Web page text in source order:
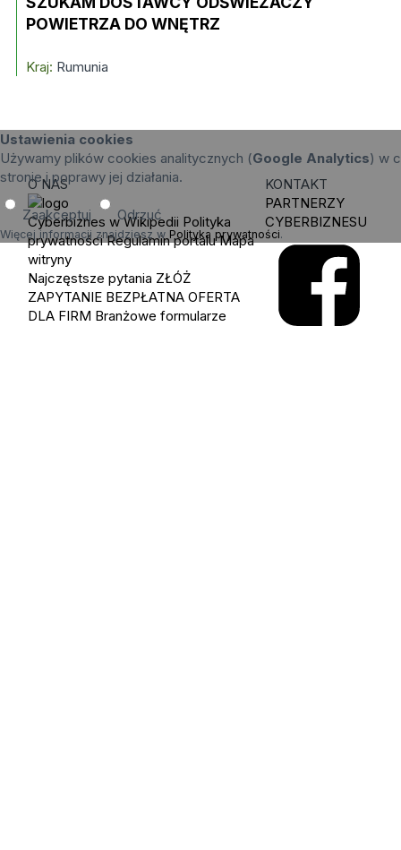
POWIETRZA DO WNĘTRZ
Kraj: Rumunia
Ustawienia cookies
Używamy plików cookies analitycznych (Google Analytics) w
stronie i poprawy jej działania.
Zaakceptuj Odrzuć
Więcej informacji znajdziesz w Polityka prywatności.
O NAS
Cyberbiznes w Wikipedii Polityka
prywatności Regulamin portalu Mapa
witryny
Najczęstsze pytania ZŁÓŻ
ZAPYTANIE BEZPŁATNA OFERTA
DLA FIRM Branżowe formularze
KONTAKT
PARTNERZY
CYBERBIZNESU